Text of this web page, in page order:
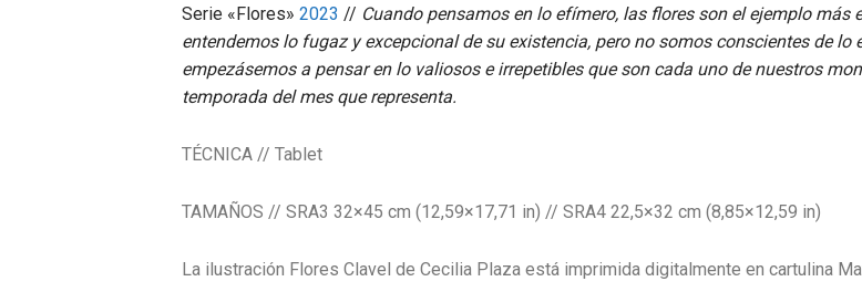
Serie «Flores» 2023 // Cuando pensamos en lo efímero, las flores son el ejemplo
entendemos lo fugaz y excepcional de su existencia, pero no somos conscientes de
empezásemos a pensar en lo valiosos e irrepetibles que son cada uno de nuestros
temporada del mes que representa.
TÉCNICA // Tablet
TAMAÑOS // SRA3 32×45 cm (12,59×17,71 in) // SRA4 22,5×32 cm (8,85×12,59 in)
La ilustración Flores Clavel de Cecilia Plaza está imprimida digitalmente en cartulina